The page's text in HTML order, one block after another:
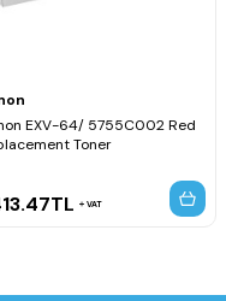
EXV-64/ 5755C002 Red
Toner
TL VAT